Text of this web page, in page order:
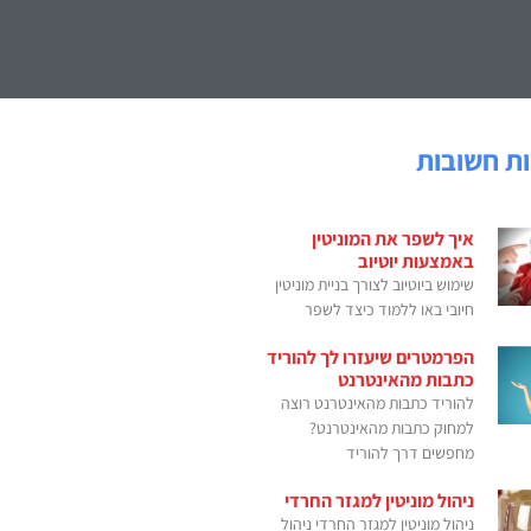
חשובות
איך לשפר את המוניטין
באמצעות יוטיוב
שימוש ביוטיוב לצורך בניית מוניטין
חיובי באו ללמוד כיצד לשפר
הפרמטרים שיעזרו לך להוריד
כתבות מהאינטרנט
להוריד כתבות מהאינטרנט רוצה
למחוק כתבות מהאינטרנט?
מחפשים דרך להוריד
ניהול מוניטין למגזר החרדי
ניהול מוניטין למגזר החרדי ניהול